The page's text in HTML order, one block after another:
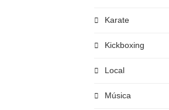
Karate
Kickboxing
Local
Música